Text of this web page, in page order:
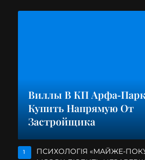
Виллы В КП Арфа-
Купить Напрямую От
Застройщика
1
ПСИХОЛОГІЯ «МАЙЖЕ-